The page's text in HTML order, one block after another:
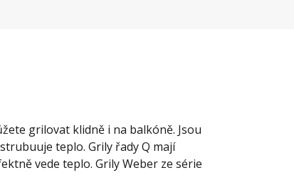
grilovat klidně i na balkóně. Jsou
teplo. Grily řady Q mají
vede teplo. Grily Weber ze série